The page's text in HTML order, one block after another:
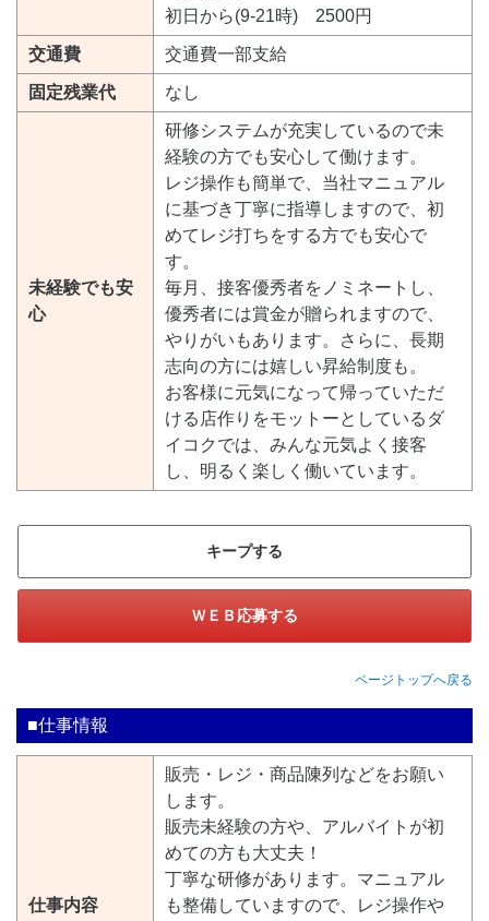
初日から(9-21時) 2500円
交通費 交通費一部支給
固定残業代 なし
未経験でも安
心
研修システムが充実しているので未
経験の方でも安心して働けます。
レジ操作も簡単で、当社マニュアル
に基づき丁寧に指導しますので、初
めてレジ打ちをする方でも安心で
す。
毎月、接客優秀者をノミネートし、
優秀者には賞金が贈られますので、
やりがいもあります。さらに、長期
志向の方には嬉しい昇給制度も。
お客様に元気になって帰っていただ
ける店作りをモットーとしているダ
イコクでは、みんな元気よく接客
し、明るく楽しく働いています。
キープする
ＷＥＢ応募する
ページトップへ戻る
■仕事情報
仕事内容
販売・レジ・商品陳列などをお願い
します。
販売未経験の方や、アルバイトが初
めての方も大丈夫！
丁寧な研修があります。マニュアル
も整備していますので、レジ操作や